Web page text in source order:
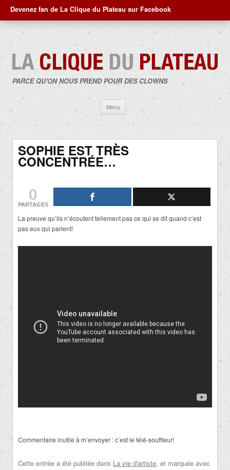
Devenez fan de La Clique du Plateau sur Facebook
PARCE QU'ON NOUS PREND POUR DES CLOWNS
Menu
contenu
SOPHIE EST TRÈS
CONCENTRÉE…
0
PARTAGES
La preuve qu’ils n’écoutent tellement pas ce qui se dit quand c’est
pas eux qui parlent!
Commentaire inutile à m’envoyer : c’est le télé-souffleur!
Cette entrée a été publiée dans La vie d'artiste, et marquée avec